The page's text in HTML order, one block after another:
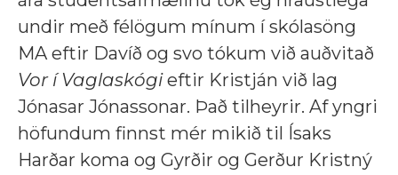
undir með félögum mínum í skólasöng
MA eftir Davíð og svo tókum við auðvitað
Vor í Vaglaskógieftir Kristján við lag
Jónasar Jónassonar. Það tilheyrir. Af yngri
höfundum finnst mér mikið til Ísaks
Harðar koma og Gyrðir og Gerður Kristný